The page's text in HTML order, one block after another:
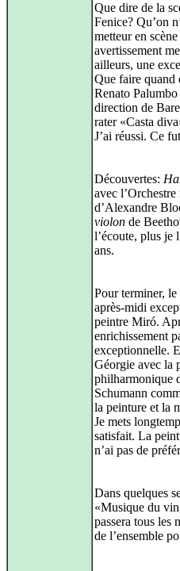
Que dire de la
Fenice? Qu’on
metteur en
avertissement
ailleurs, une
Que faire quand
Renato
direction de
rater «Casta
J’ai réussi. Ce
Découvertes:
avec
d’Alexandre
violon de
l’écoute, plus je
ans.
Pour terminer,
après-midi
peintre Miró.
enrichissement
exceptionnelle.
Géorgie avec la
philharmonique
Schumann
la peinture et la
Je mets
satisfait. La
n’ai pas de
Dans quelques
«Musique du
passera tous les
de l’ensemble